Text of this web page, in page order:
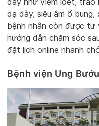
dày như viêm loét, trào
dạ dày, siêu âm ổ
bệnh nhân còn được tư
hướng dẫn chăm sóc
đặt lịch online nhanh
Bệnh viện Ung Bướu